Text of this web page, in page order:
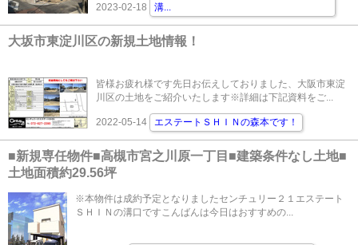
2023-02-18
溝...
大坂市東淀川区の新規土地情報！
皆様お疲れ様です先日お伝えしておりました、大阪市東淀
川区の土地をご紹介いたします※詳細は下記資料をご...
2022-05-14 エステートＳＨＩＮの森本です！
■新規専任物件■高槻市宮之川原一丁目■建築条件なし土地■
土地面積約29.56坪
※本物件は成約予定となりましたセンチュリー２１エステート
ＳＨＩＮの溝口ですこんばんは今日はおすすめの...